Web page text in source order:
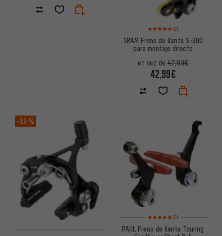
Valoración media: 5 de 5
(2)
SRAM Freno de llanta S-900
para montaje directo
en vez de47,89€
42,99€
-19 %
Valoración media: 5 de 5
(2)
PAUL Freno de llanta Touring